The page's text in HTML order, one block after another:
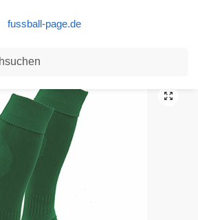
fussball-page.de
Derbystar Stutzenstrümpfe Advantage + Stutzentape Grün Gr. 37-41